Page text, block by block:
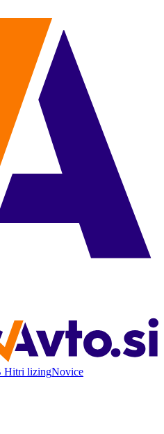
Hitri lizingNovice